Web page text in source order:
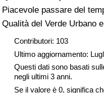
Piacevole passare del
Qualità del Verde Urbano
Contributori: 103
Ultimo aggiornamento:
Questi dati sono basati
negli ultimi 3 anni.
Se il valore è 0, significa
Indice
Indice di inquinamento
Indice dell’Inquinamento